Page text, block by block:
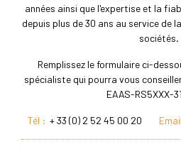
années ainsi que l'expertise et la
depuis plus de 30 ans au service de
sociétés.
Remplissez le formulaire ci-
spécialiste qui pourra vous
EAAS-RS5XXX-
Tél : + 33 (0) 2 52 45 00 20